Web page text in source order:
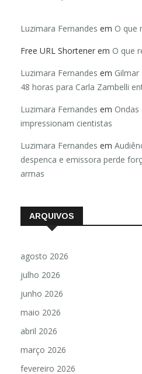
Luzimara Fernandes em O que
Free URL Shortener em O que
Luzimara Fernandes em
48 horas para Carla Zambelli
Luzimara Fernandes em
impressionam cientistas
Luzimara Fernandes em
despenca e emissora perde
armas
ARQUIVOS
agosto 2026
julho 2026
junho 2026
maio 2026
abril 2026
março 2026
fevereiro 2026